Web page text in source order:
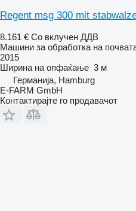
Regent msg 300 mit
8.161 € Со вклучен ДДВ
Машини за обработка на
2015
Ширина на опфаќање 3 м
Германија, Hamburg
E-FARM GmbH
Контактирајте го продавачот